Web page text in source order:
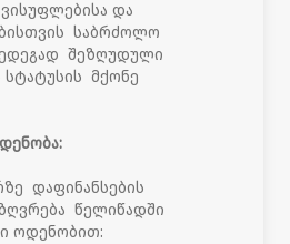
და
საბრძოლო
შეზღუდული
მქონე
დაფინანსების
წელიწადში
ოდენობით: